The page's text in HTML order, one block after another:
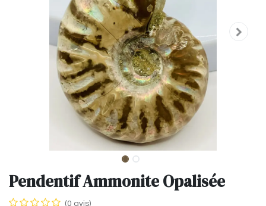
Pendentif Ammonite Opalisée
(0 avis)